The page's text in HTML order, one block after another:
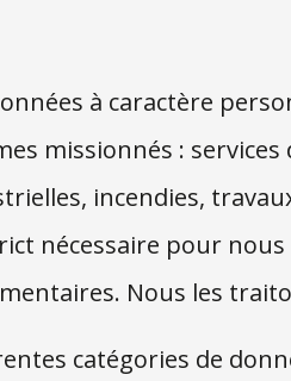
à caractère
missionnés : services
incendies,
nécessaire pour
Nous les
catégories de